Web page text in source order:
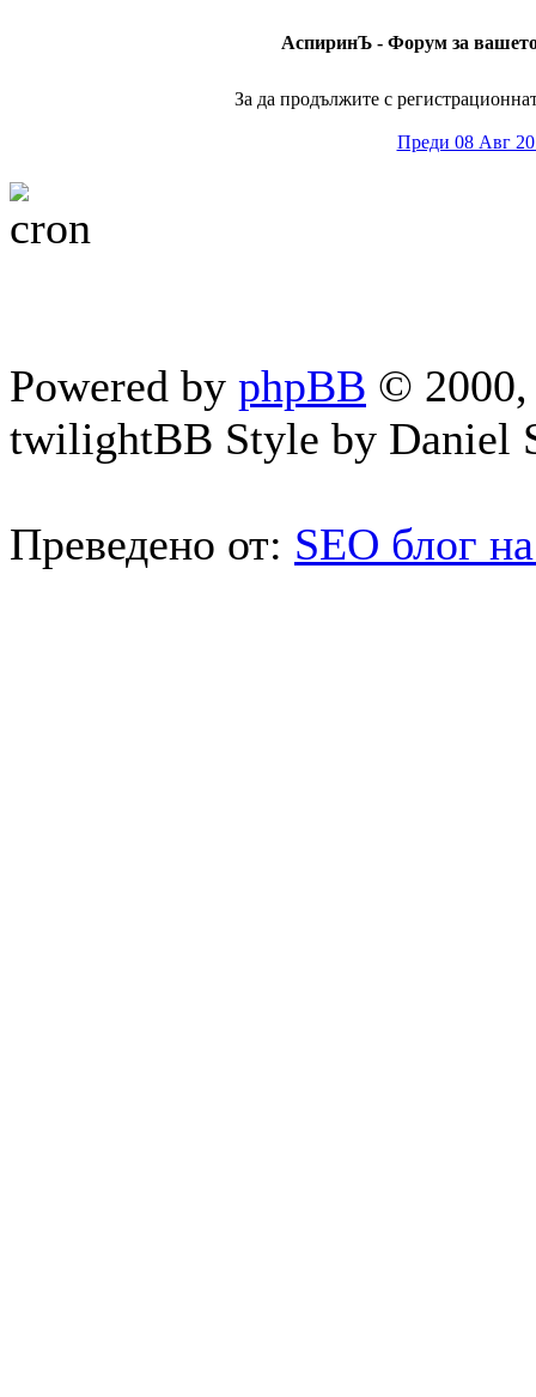
АспиринЪ - Форум за вашето
За да продължите с
Преди 08 Авг
Powered by phpBB © 2000,
twilightBB Style by Daniel
Преведено от: SEO блог